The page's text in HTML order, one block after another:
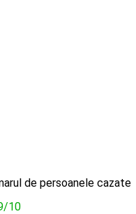
de persoanele cazate
10